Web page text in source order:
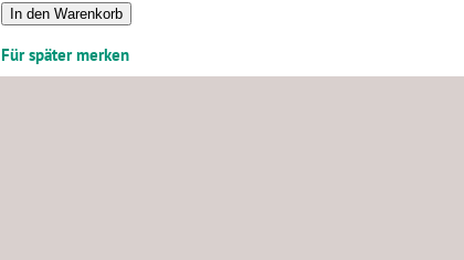
In den Warenkorb
Für später merken